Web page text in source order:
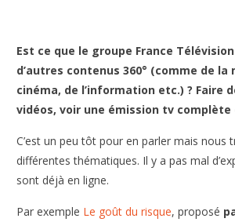
Est ce que le groupe France
d’autres contenus 360° (comme de la
cinéma, de l’information etc.) ? Faire
vidéos, voir une émission tv complète
C’est un peu tôt pour en parler mais nous
différentes thématiques. Il y a pas mal
sont déjà en ligne.
Par exemple Le goût du risque, proposé